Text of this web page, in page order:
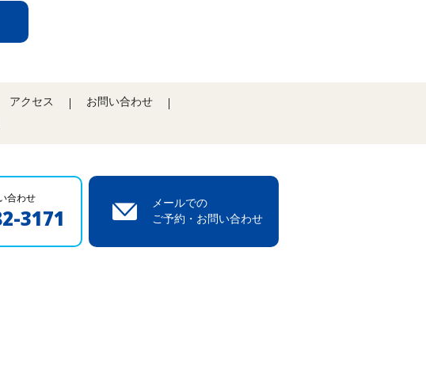
アクセス
お問い合わせ
合わせ
3171
メールでの
ご予約・お問い合わせ